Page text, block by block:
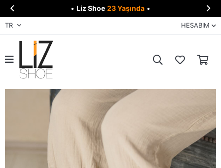
 • Liz Shoe 23 Yaşında • 
TR HESABIM